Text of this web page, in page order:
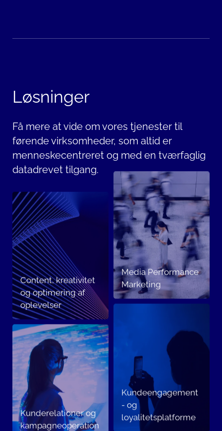
Løsninger
Få mere at vide om vores tjenester til
førende virksomheder, som altid er
menneskecentreret og med en tværfaglig
datadrevet tilgang.
Content, kreativitet
og optimering af
oplevelser
Media Performance
Marketing
Kunderelationer og
kampagneoperation
Kundeengagement
- og
loyalitetsplatforme